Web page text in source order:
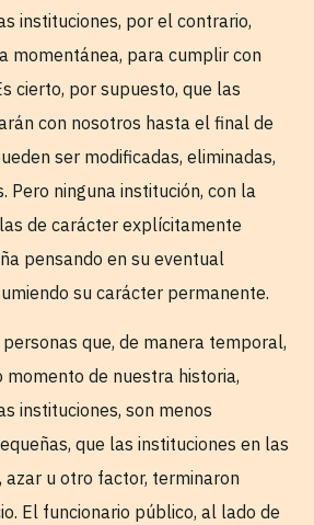
instituciones, por el contrario,
momentánea, para cumplir con
cierto, por supuesto, que las
con nosotros hasta el final de
ser modificadas, eliminadas,
Pero ninguna institución, con la
de carácter explícitamente
pensando en su eventual
su carácter permanente.
que, de manera temporal,
momento de nuestra historia,
instituciones, son menos
que las instituciones en las
azar u otro factor, terminaron
El funcionario público, al lado de